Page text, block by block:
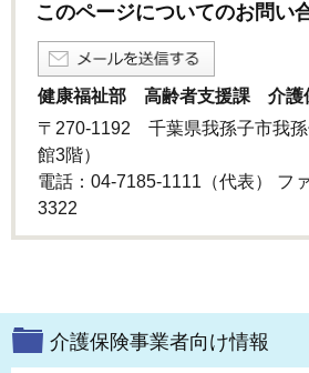
このページについてのお問い
健康福祉部 高齢者支援課 介護
〒270-1192 千葉県我孫子市我孫
館3階）
電話：04-7185-1111（代表） フ
3322
介護保険事業者向け情報